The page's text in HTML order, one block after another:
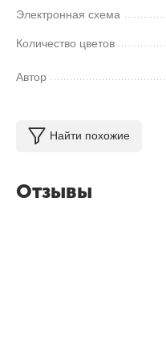
Электронная схема
Количество цветов
Автор
Найти похожие
Отзывы